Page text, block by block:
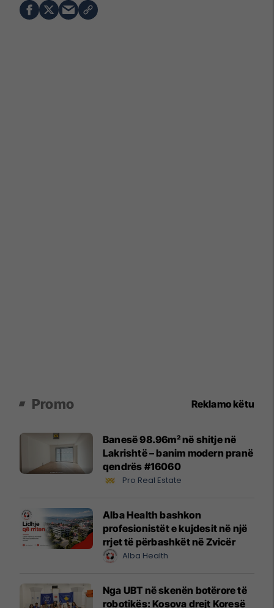
Promo Reklamo këtu
Banesë 98.96m² në shitje në
Lakrishtë – banim modern pranë
qendrës #16060
Pro Real Estate
Alba Health bashkon
profesionistët e kujdesit në një
rrjet të përbashkët në Zvicër
Alba Health
Nga UBT në skenën botërore të
robotikës: Kosova drejt Koresë